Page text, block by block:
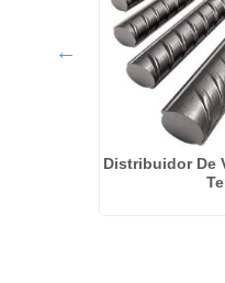
Distribuidor De